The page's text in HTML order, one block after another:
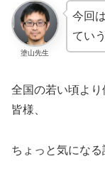
塗山先生
今回は
てい
全国の若い頃よ
皆様、
ちょっと気になる